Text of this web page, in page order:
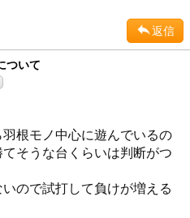
返信
ついて
根モノ中心に遊んでいるの
そうな台くらいは判断がつ
ので試打して負けが増える